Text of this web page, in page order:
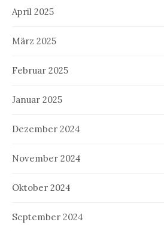
April 2025
März 2025
Februar 2025
Januar 2025
Dezember 2024
November 2024
Oktober 2024
September 2024